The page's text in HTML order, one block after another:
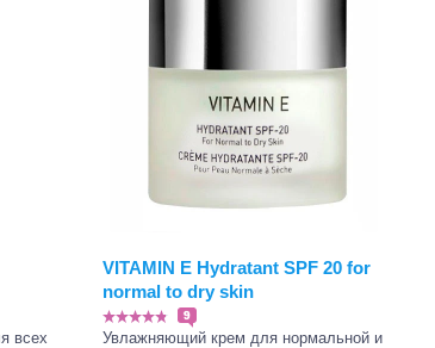
всех
VITAMIN E Hydratant SPF 20 for
normal to dry skin
9
Увлажняющий крем для нормальной и